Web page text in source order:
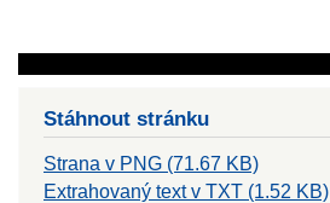
Stáhnout stránku
Strana v PNG (71.67 KB)
Extrahovaný text v TXT (1.52 KB)